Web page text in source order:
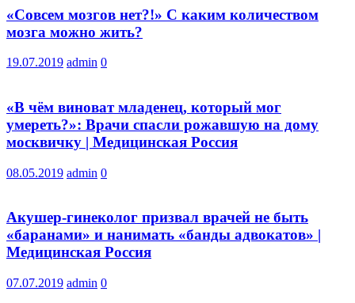
«Совсем мозгов нет?!» С каким количеством
мозга можно жить?
19.07.2019 admin 0
«В чём виноват младенец, который мог
умереть?»: Врачи спасли рожавшую на дому
москвичку | Медицинская Россия
08.05.2019 admin 0
Акушер-гинеколог призвал врачей не быть
«баранами» и нанимать «банды адвокатов» |
Медицинская Россия
07.07.2019 admin 0